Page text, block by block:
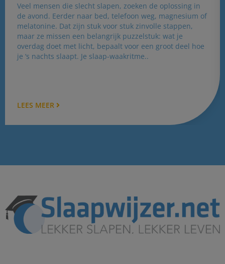
Veel mensen die slecht slapen, zoeken de oplossing in
de avond. Eerder naar bed, telefoon weg, magnesium of
melatonine. Dat zijn stuk voor stuk zinvolle stappen,
maar ze missen een belangrijk puzzelstuk: wat je
overdag doet met licht, bepaalt voor een groot deel hoe
je ‘s nachts slaapt. Je slaap-waakritme..
LEES MEER